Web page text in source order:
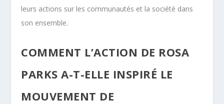
leurs actions sur les communautés et la société dans
son ensemble.
COMMENT L’ACTION DE ROSA
PARKS A-T-ELLE INSPIRÉ LE
MOUVEMENT DE